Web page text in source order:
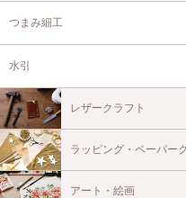
つまみ細工
水引
レザークラフト
ラッピング・ペーパー
アート・絵画